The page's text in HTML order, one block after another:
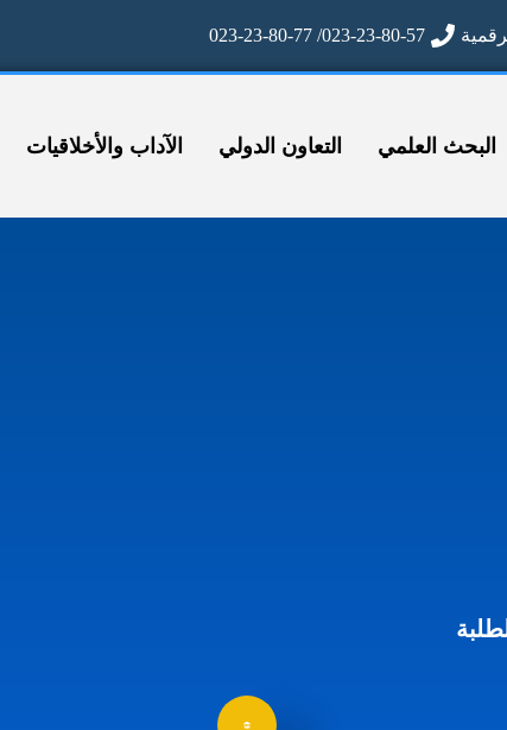
023-23-80-57/ 023-23-80-77
البحث العلمي التعاون الدولي الآداب واﻷخلاقيات